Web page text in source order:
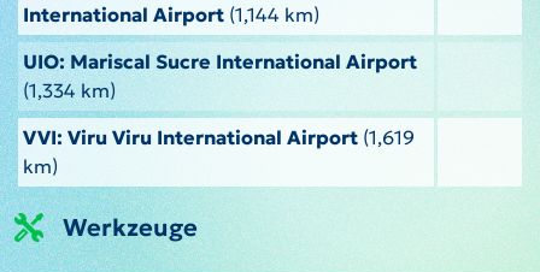
International Airport (1,144 km)
UIO: Mariscal Sucre International Airport
(1,334 km)
VVI: Viru Viru International Airport (1,619
km)
Werkzeuge